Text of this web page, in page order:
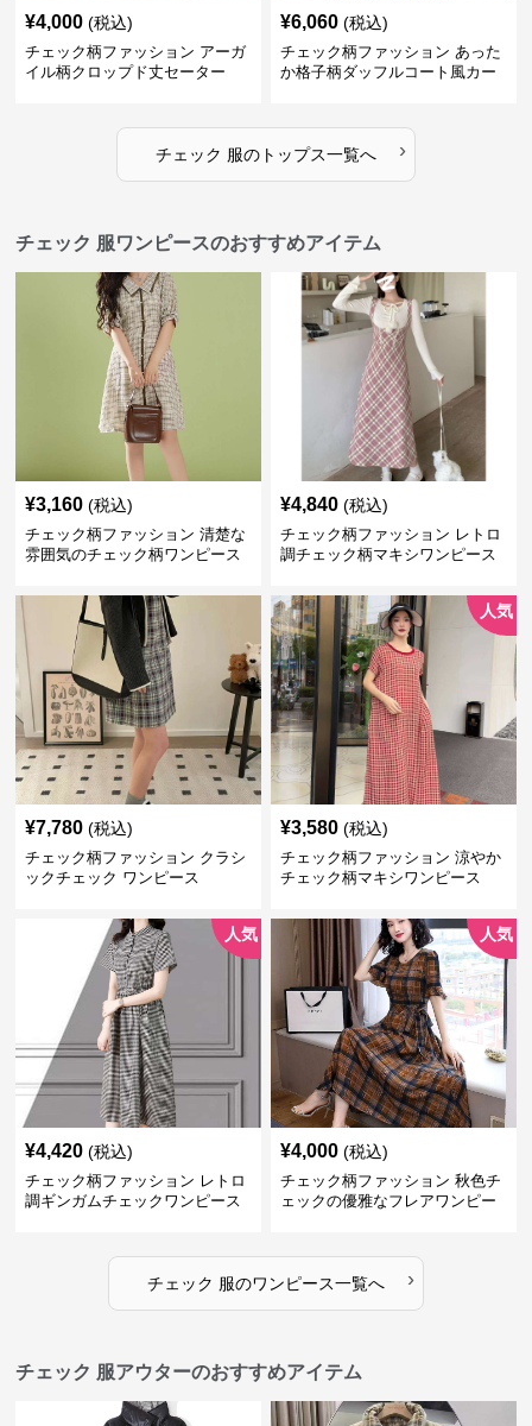
¥4,000 (税込)
チェック柄ファッション アーガ
イル柄クロップド丈セーター
¥6,060 (税込)
チェック柄ファッション あった
か格子柄ダッフルコート風カー
チェック 服のトップス一覧へ ›
チェック 服ワンピースのおすすめアイテム
¥3,160 (税込)
チェック柄ファッション 清楚な
雰囲気のチェック柄ワンピース
¥4,840 (税込)
チェック柄ファッション レトロ
調チェック柄マキシワンピース
¥7,780 (税込)
チェック柄ファッション クラシ
ックチェック ワンピース
人気
¥3,580 (税込)
チェック柄ファッション 涼やか
チェック柄マキシワンピース
人気
¥4,420 (税込)
チェック柄ファッション レトロ
調ギンガムチェックワンピース
人気
¥4,000 (税込)
チェック柄ファッション 秋色チ
ェックの優雅なフレアワンピー
チェック 服のワンピース一覧へ ›
チェック 服アウターのおすすめアイテム